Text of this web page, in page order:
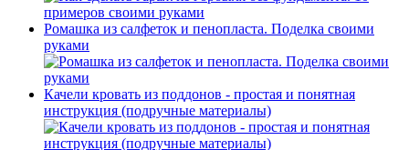
Ромашка из салфеток и пенопласта. Поделка своими
руками
Качели кровать из поддонов - простая и понятная
инструкция (подручные материалы)